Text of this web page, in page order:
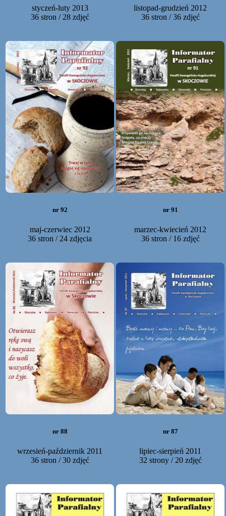
styczeń-luty 2013
36 stron / 28 zdjęć
listopad-grudzień 2012
36 stron / 36 zdjęć
nr 92
maj-czerwiec 2012
36 stron / 24 zdjęcia
nr 91
marzec-kwiecień 2012
36 stron / 16 zdjęć
nr 88
wrzesień-październik 2011
36 stron / 30 zdjęć
nr 87
lipiec-sierpień 2011
32 strony / 20 zdjęć